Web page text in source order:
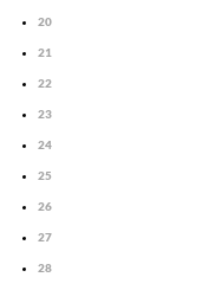
20
21
22
23
24
25
26
27
28